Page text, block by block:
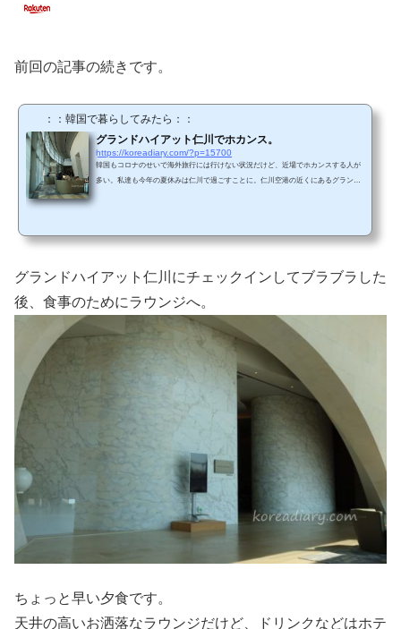
前回の記事の続きです。
：：韓国で暮らしてみたら：：
グランドハイアット仁川でホカンス。
https://koreadiary.com/?p=15700
韓国もコロナのせいで海外旅行には行けない状況だけど、近場でホカンスする人が
多い。私達も今年の夏休みは仁川で過ごすことに。仁川空港の近くにあるグランド
感じ。iphoneを挿すタイプのスピーカーも枕元にありました。バスルームは、トイ
グランドハイアット仁川にチェックインしてブラブラした
後、食事のためにラウンジへ。
ちょっと早い夕食です。
天井の高いお洒落なラウンジだけど、ドリンクなどはホテ